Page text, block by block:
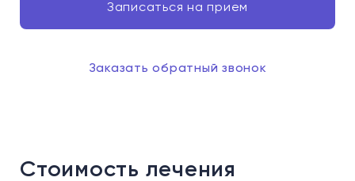
Записаться на прием
Заказать обратный звонок
Стоимость лечения